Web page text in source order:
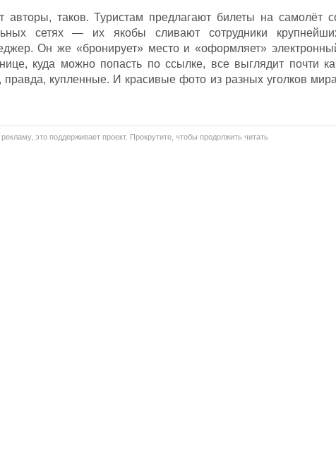
таков. Туристам предлагают билеты на самолёт
сетях — их якобы сливают сотрудники
Он же «бронирует» место и «оформляет»
куда можно попасть по ссылке, все выглядит почти
купленные. И красивые фото из разных уголков
это поддерживает проект. Прокрутите, чтобы продолжить читать